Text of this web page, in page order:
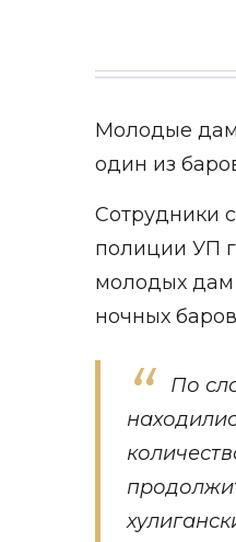
Молодые
один из
Сотрудники
полиции УП
молодых дам
ночных
По